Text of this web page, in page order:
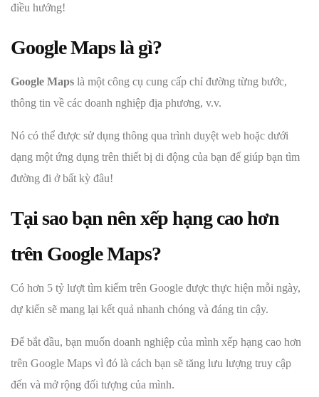
điều hướng!
Google Maps là gì?
Google Maps là một công cụ cung cấp chỉ đường từng bước,
thông tin về các doanh nghiệp địa phương, v.v.
Nó có thể được sử dụng thông qua trình duyệt web hoặc dưới
dạng một ứng dụng trên thiết bị di động của bạn để giúp bạn tìm
đường đi ở bất kỳ đâu!
Tại sao bạn nên xếp hạng cao hơn
trên Google Maps?
Có hơn 5 tỷ lượt tìm kiếm trên Google được thực hiện mỗi ngày,
dự kiến sẽ mang lại kết quả nhanh chóng và đáng tin cậy.
Để bắt đầu, bạn muốn doanh nghiệp của mình xếp hạng cao hơn
trên Google Maps vì đó là cách bạn sẽ tăng lưu lượng truy cập
đến và mở rộng đối tượng của mình.